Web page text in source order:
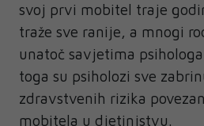
svoj prvi mobitel traje
traže sve ranije, a mnogi
unatoč savjetima
toga su psiholozi sve
zdravstvenih rizika
mobitela u djetinjstvu.